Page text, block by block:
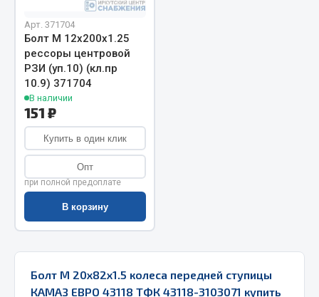
Запчасти на полуприцепы
Амортизаторы для полуприцепов
Весь раздел
Запчасти КамАЗ
Система питания
Система выпуска газа
Система охлаждения
Коробка передач ZF
Арт. 371704
Болт М 12х200х1.25
рессоры центровой
РЗИ (уп.10) (кл.пр
10.9) 371704
В наличии
151 ₽
Купить в один клик
Опт
при полной предоплате
В корзину
Болт М 20х82х1.5 колеса передней ступицы
КАМАЗ ЕВРО 43118 ТФК 43118-3103071 купить